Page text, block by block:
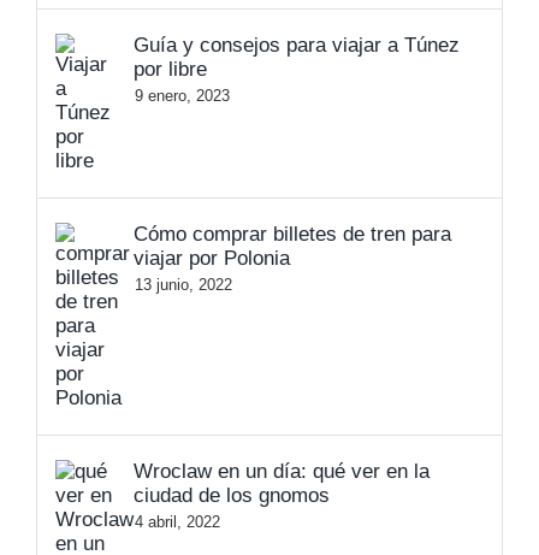
Guía y consejos para viajar a Túnez
por libre
9 enero, 2023
Cómo comprar billetes de tren para
viajar por Polonia
13 junio, 2022
Wroclaw en un día: qué ver en la
ciudad de los gnomos
4 abril, 2022